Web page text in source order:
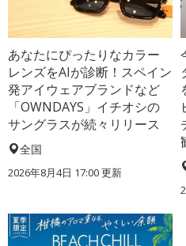
あなたにぴったりなカラー
レンズをAIが診断！スペイン
発アイウェアブランドなど
「OWNDAYS」イチオシの
サングラスが続々リリース
全国
2026年8月4日 17:00更新